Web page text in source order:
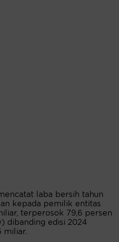
laba bersih tahun
kepada pemilik entitas
terperosok 79,6 persen
dibanding edisi 2024
miliar.